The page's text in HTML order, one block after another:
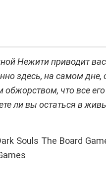
Нежити приводит
здесь, на самом
что все
ли вы остаться в
Souls The Board